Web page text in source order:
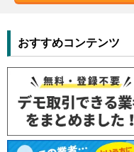
おすすめコンテンツ